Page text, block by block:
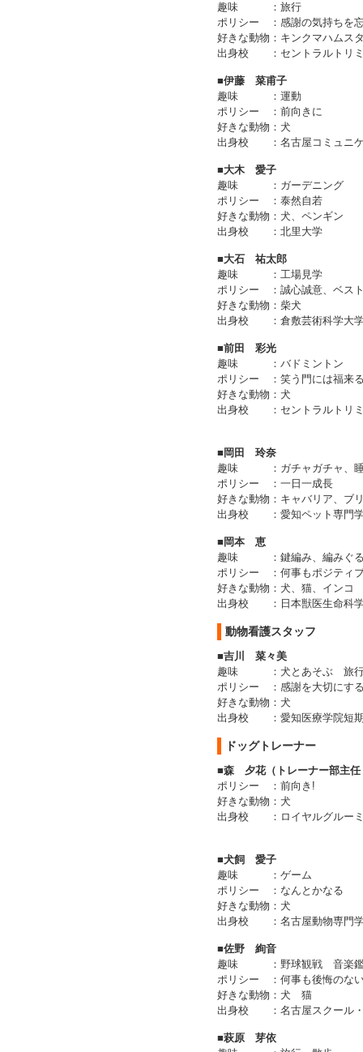
趣味
： 旅行
ポリシー
： 感謝の気持ちを
好きな動物 ： キンクマハムス
出身校
： セントラルトリ
■伊藤 菜甫子
趣味
： 運動
ポリシー
： 前向きに
好きな動物 ： 犬
出身校
： 名古屋コミュニ
■大木 愛子
趣味
： ガーデニング
ポリシー
： 泰然自若
好きな動物 ： 犬、ペンギン
出身校
： 北里大学
■大石 祐太郎
趣味
： 工場見学
ポリシー
： 誠心誠意、ベス
好きな動物 ： 柴犬
出身校
： 倉敷芸術科学大
■前田 彩光
趣味
： バドミントン
ポリシー
： 笑う門には福来
好きな動物 ： 犬
出身校
： セントラルトリ
■岡田 玲奈
趣味
： ガチャガチャ、
ポリシー
： 一日一成長
好きな動物 ： キャバリア、ブ
出身校
： 愛知ペット専門
■岡本 恵
趣味
： 鍵編み、編みぐ
ポリシー
： 何事もポジティ
好きな動物 ： 犬、猫、インコ
出身校
： 日本獣医生命科
動物看護スタッフ
■吉川 菜々美
趣味
： 犬とあそぶ 旅
ポリシー
： 感謝を大切にす
好きな動物 ： 犬
出身校
： 愛知医療学院短
ドッグトレーナー
■森 夕花（トレーナー部主任
ポリシー
： 前向き!
好きな動物 ： 犬
出身校
： ロイヤルグルー
■犬飼 愛子
趣味
： ゲーム
ポリシー
： なんとかなる
好きな動物 ： 犬
出身校
： 名古屋動物専門
■佐野 絢音
趣味
： 野球観戦 音楽
ポリシー
： 何事も後悔のな
好きな動物 ： 犬 猫
出身校
： 名古屋スクール
■萩原 芽依